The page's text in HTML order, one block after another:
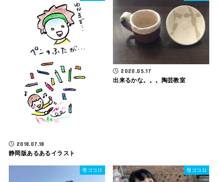
2018.07.18
静岡版あるあるイラスト
2020.05.17
出来るかな。。。陶芸教室
母ゴコロ 母ゴコロ